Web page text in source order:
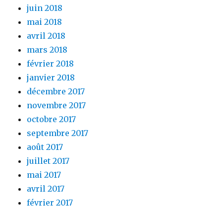
juin 2018
mai 2018
avril 2018
mars 2018
février 2018
janvier 2018
décembre 2017
novembre 2017
octobre 2017
septembre 2017
août 2017
juillet 2017
mai 2017
avril 2017
février 2017